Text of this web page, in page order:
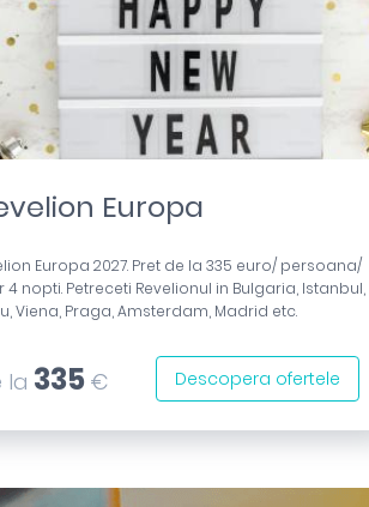
Europa
Europa 2027. Pret de la 335 euro/ persoana/
4 nopti. Petreceti Revelionul in Bulgaria, Istanbul,
Viena, Praga, Amsterdam, Madrid etc.
la 335 € Descopera ofertele